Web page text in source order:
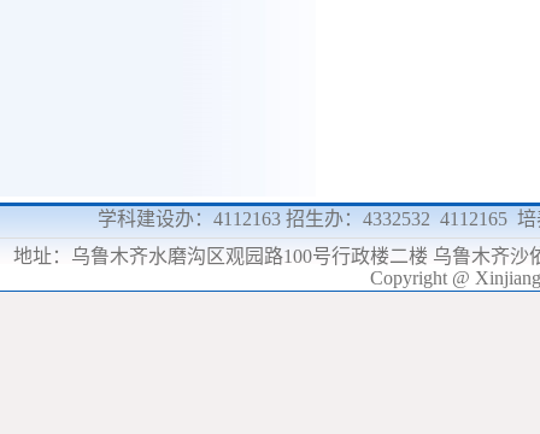
学科建设办：4112163 招生办：4332532 4112165
地址： 乌鲁木齐水磨沟区观园路100号行政楼二楼 乌鲁木齐沙
Copyright @